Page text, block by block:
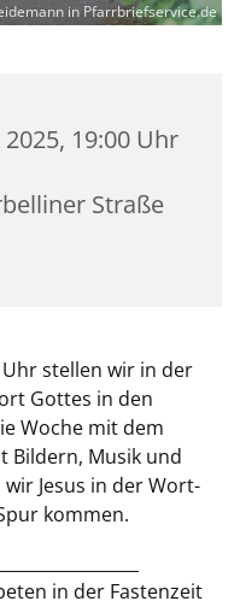
in Pfarrbriefservice.de
19:00 Uhr
Straße
stellen wir in der
Gottes in den
Woche mit dem
Bildern, Musik und
Jesus in der Wort-
kommen.
in der Fastenzeit